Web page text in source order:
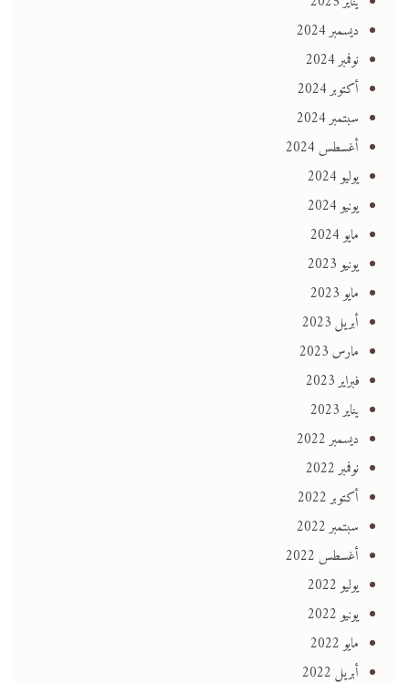
ديسمبر 2024
نوفمبر 2024
أكتوبر 2024
سبتمبر 2024
أغسطس 2024
يوليو 2024
يونيو 2024
مايو 2024
يونيو 2023
مايو 2023
أبريل 2023
مارس 2023
فبراير 2023
يناير 2023
ديسمبر 2022
نوفمبر 2022
أكتوبر 2022
سبتمبر 2022
أغسطس 2022
يوليو 2022
يونيو 2022
مايو 2022
أبريل 2022